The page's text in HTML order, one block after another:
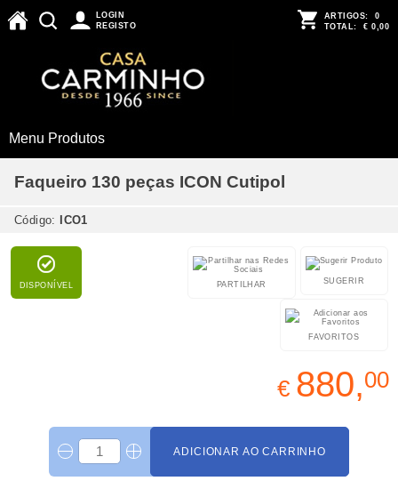
LOGIN
REGISTO
ARTIGOS: 0
TOTAL: € 0,00
Menu Produtos
Faqueiro 130 peças ICON Cutipol
Código: ICO1
DISPONÍVEL SUGERIR
PARTILHAR
FAVORITOS
€ 880,00
ADICIONAR AO CARRINHO